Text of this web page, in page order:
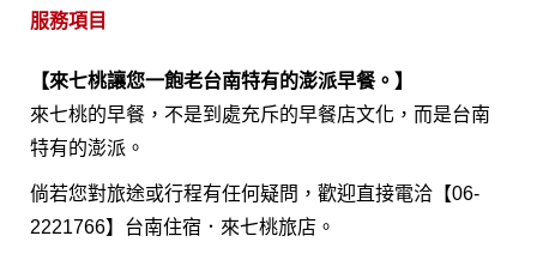
服務項目
【來七桃讓您一飽老台南特有的澎派早餐。】
來七桃的早餐，不是到處充斥的早餐店文化，而是台南
特有的澎派。
倘若您對旅途或行程有任何疑問，歡迎直接電洽【06-
2221766】台南住宿．來七桃旅店。